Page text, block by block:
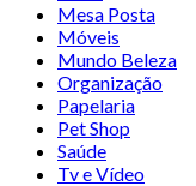
Mesa Posta
Móveis
Mundo Beleza
Organização
Papelaria
Pet Shop
Saúde
Tv e Vídeo